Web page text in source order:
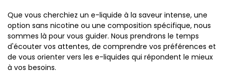
Que vous cherchiez un e-liquide à la saveur intense, une
option sans nicotine ou une composition spécifique, nous
sommes là pour vous guider. Nous prendrons le temps
d'écouter vos attentes, de comprendre vos préférences et
de vous orienter vers les e-liquides qui répondent le mieux
à vos besoins.